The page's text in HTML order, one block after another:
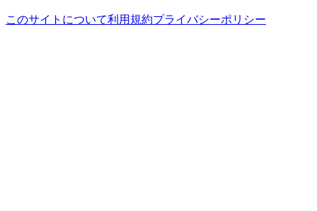
このサイトについて利用規約プライバシーポリシー